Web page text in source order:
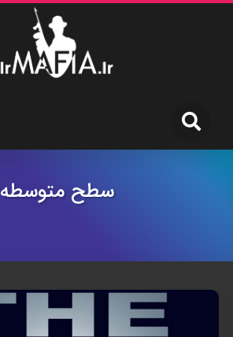
سطح متوسطه